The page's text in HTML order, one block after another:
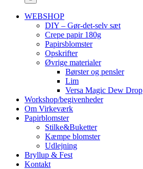
WEBSHOP
DIY – Gør-det-selv sæt
Crepe papir 180g
Papirsblomster
Opskrifter
Øvrige materialer
Børster og pensler
Lim
Versa Magic Dew Drop
Workshop/begivenheder
Om Virkeværk
Papirblomster
Stilke&Buketter
Kæmpe blomster
Udlejning
Bryllup & Fest
Kontakt